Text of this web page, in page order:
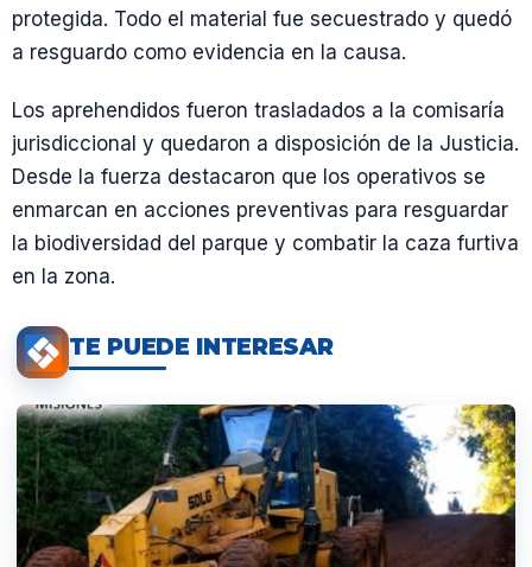
protegida. Todo el material fue secuestrado y quedó
a resguardo como evidencia en la causa.
Los aprehendidos fueron trasladados a la comisaría
jurisdiccional y quedaron a disposición de la Justicia.
Desde la fuerza destacaron que los operativos se
enmarcan en acciones preventivas para resguardar
la biodiversidad del parque y combatir la caza furtiva
en la zona.
TE PUEDE INTERESAR